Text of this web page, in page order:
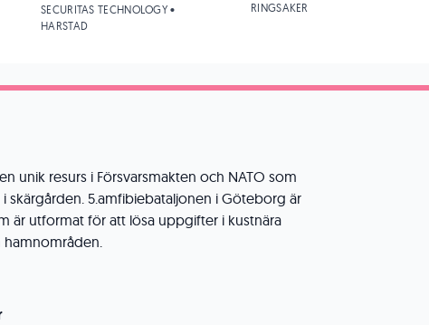
unik resurs i Försvarsmakten och NATO som
skärgården. 5.amfibiebataljonen i Göteborg är
är utformat för att lösa uppgifter i kustnära
SECURITAS TECHNOLOGY •
HARSTAD
RINGSAKER